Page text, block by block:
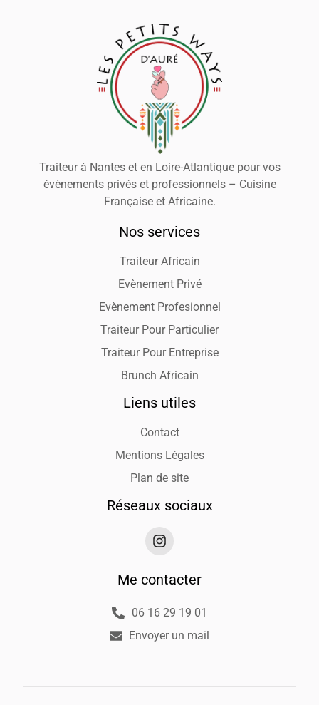
Traiteur à Nantes et en Loire-Atlantique pour vos
évènements privés et professionnels – Cuisine
Française et Africaine.
Nos services
Traiteur Africain
Evènement Privé
Evènement Profesionnel
Traiteur Pour Particulier
Traiteur Pour Entreprise
Brunch Africain
Liens utiles
Contact
Mentions Légales
Plan de site
Réseaux sociaux
Me contacter
06 16 29 19 01
Envoyer un mail